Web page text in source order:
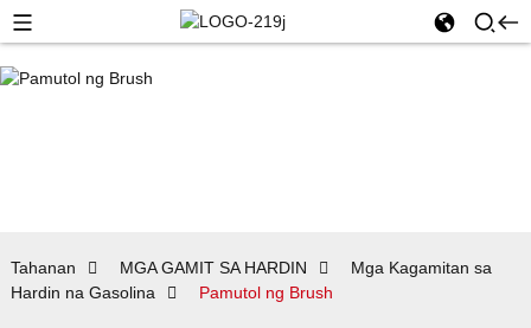
Tahanan MGA GAMIT SA HARDIN
Mga Kagamitan sa
Hardin na Gasolina
Pamutol ng Brush